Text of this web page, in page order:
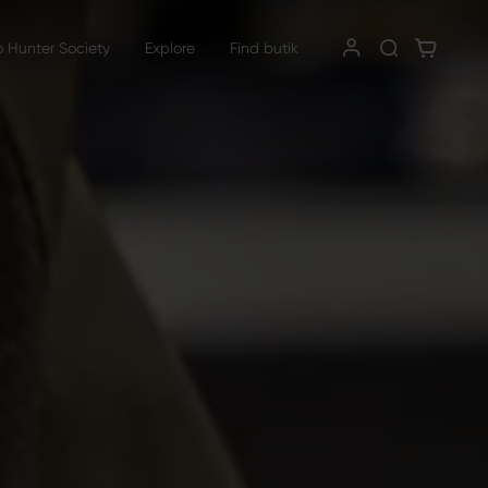
Hunter Society Explore Find butik